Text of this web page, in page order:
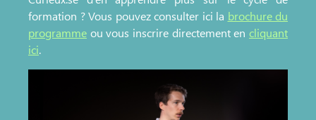
formation ? Vous pouvez consulter ici la brochure du
programme ou vous inscrire directement en cliquant
ici.